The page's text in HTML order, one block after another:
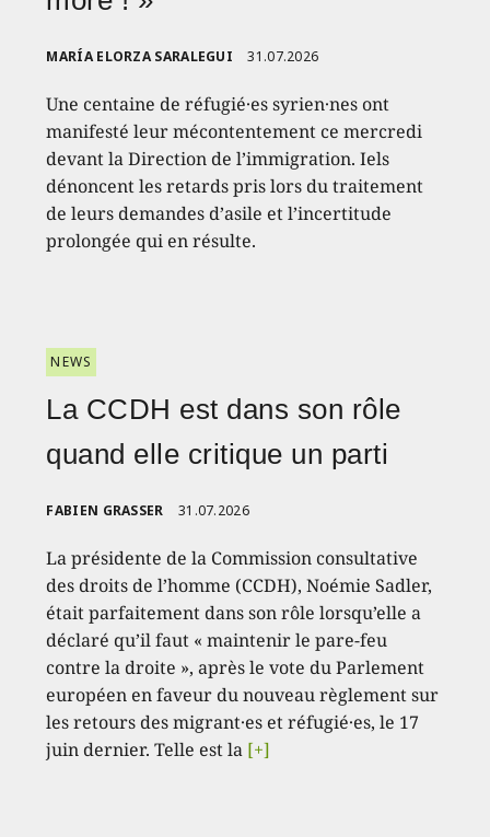
MARÍA ELORZA SARALEGUI 31.07.2026
Une centaine de réfugié·es syrien·nes ont
manifesté leur mécontentement ce mercredi
devant la Direction de l’immigration. Iels
dénoncent les retards pris lors du traitement
de leurs demandes d’asile et l’incertitude
prolongée qui en résulte.
NEWS
La CCDH est dans son rôle
quand elle critique un parti
FABIEN GRASSER 31.07.2026
La présidente de la Commission consultative
des droits de l’homme (CCDH), Noémie Sadler,
était parfaitement dans son rôle lorsqu’elle a
déclaré qu’il faut « maintenir le pare-feu
contre la droite », après le vote du Parlement
européen en faveur du nouveau règlement sur
les retours des migrant·es et réfugié·es, le 17
juin dernier. Telle est la [+]